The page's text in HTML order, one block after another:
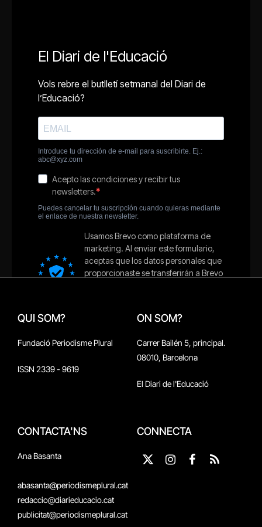
QUI SOM?
Fundació Periodisme Plural
ISSN 2339 - 9619
ON SOM?
Carrer Bailén 5, principal.
08010, Barcelona
El Diari de l'Educació
CONTACTA'NS
Ana Basanta
abasanta@periodismeplural.cat
redaccio@diarieducacio.cat
publicitat@periodismeplural.cat
CONNECTA
X
Instagram
Facebook
RSS